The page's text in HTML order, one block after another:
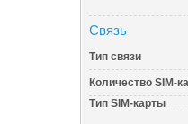
Связь
Тип связи
Количество SIM-
Тип SIM-карты